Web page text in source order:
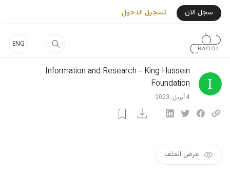
تجاوز إلى المحتوى الرئيسي
ENG
User Login Menu
سجل الان تسجيل الدخول
Information and Research - King Hussein
Foundation
4 أبريل، 2023
عرض الملف